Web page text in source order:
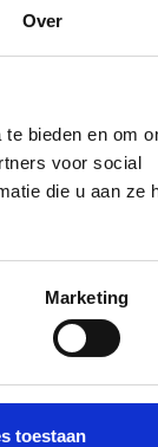
Over
bieden en om
voor social
die u aan ze
Marketing
toestaan
FLOER
doorlopend
hierdoor
en een
1033